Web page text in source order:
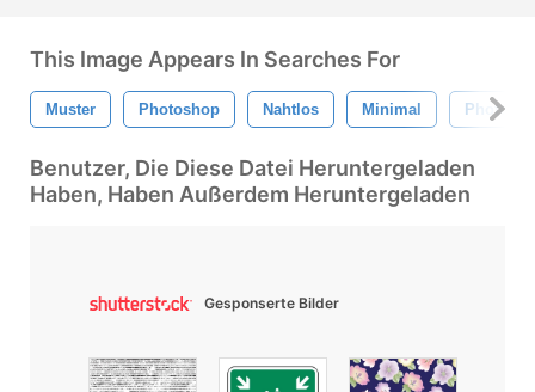
This Image Appears In Searches For
Muster Photoshop Nahtlos Minimal
Benutzer, Die Diese Datei Heruntergeladen
Haben, Haben Außerdem Heruntergeladen
Gesponserte Bilder